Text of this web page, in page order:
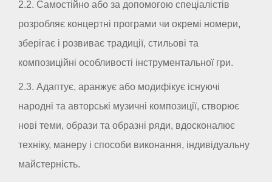
2.2. Самостійно або за допомогою спеціалістів
розробляє концертні програми чи окремі номери,
зберігає і розвиває традиції, стильові та
композиційні особливості інструментальної гри.
2.3. Адаптує, аранжує або модифікує існуючі
народні та авторські музичні композиції, створює
нові теми, образи та образні ряди, вдосконалює
техніку, манеру і способи виконання, індивідуальну
майстерність.